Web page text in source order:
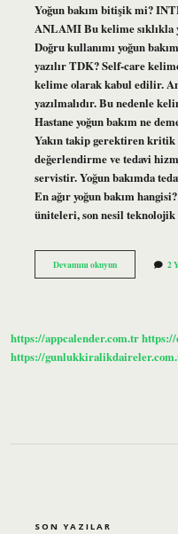
Yoğun bakım bitişik mi?
ANLAMI Bu kelime sıklıkla
Doğru kullanımı yoğun
yazılır TDK? Self-care
kelime olarak kabul edilir.
yazılmalıdır. Bu nedenle
Hastane yoğun bakım ne
Yakın takip gerektiren kritik
değerlendirme ve tedavi
servistir. Yoğun bakımda
En ağır yoğun bakım
üniteleri, son nesil
Devamını okuyunYoğum
Bakım
2
https://appcalender.com.tr
https://
SON YAZILAR